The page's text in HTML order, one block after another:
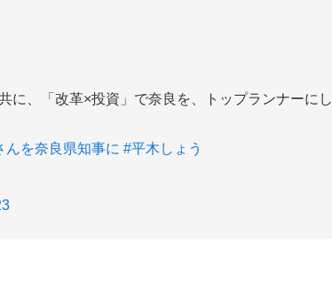
に、「改革×投資」で奈良を、トップランナーにし
んを奈良県知事に #平木しょう